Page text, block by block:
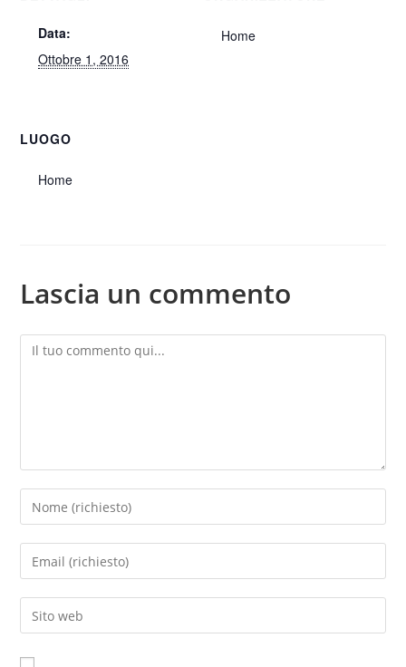
Data:
Ottobre 1, 2016
Home
LUOGO
Home
Lascia un commento